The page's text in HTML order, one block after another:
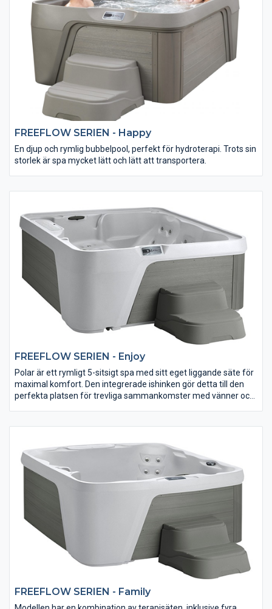
FREEFLOW SERIEN - Happy
En djup och rymlig bubbelpool, perfekt för hydroterapi. Trots sin
storlek är spa mycket lätt och lätt att transportera.
FREEFLOW SERIEN - Enjoy
Polar är ett rymligt 5-sitsigt spa med sitt eget liggande säte för
maximal komfort. Den integrerade ishinken gör detta till den
perfekta platsen för trevliga sammankomster med vänner och
FREEFLOW SERIEN - Family